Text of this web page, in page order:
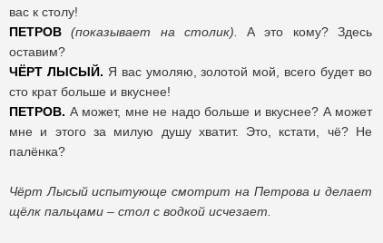
вас к столу!
ПЕТРОВ
(показывает на столик).
А это кому? Здесь
оставим?
ЧЁРТ ЛЫСЫЙ. Я вас умоляю, золотой мой, всего будет во
сто крат больше и вкуснее!
ПЕТРОВ. А может, мне не надо больше и вкуснее? А может
мне и этого за милую душу хватит. Это, кстати, чё? Не
палёнка?
Чёрт Лысый испытующе смотрит на Петрова и делает
щёлк пальцами – стол с водкой исчезает.